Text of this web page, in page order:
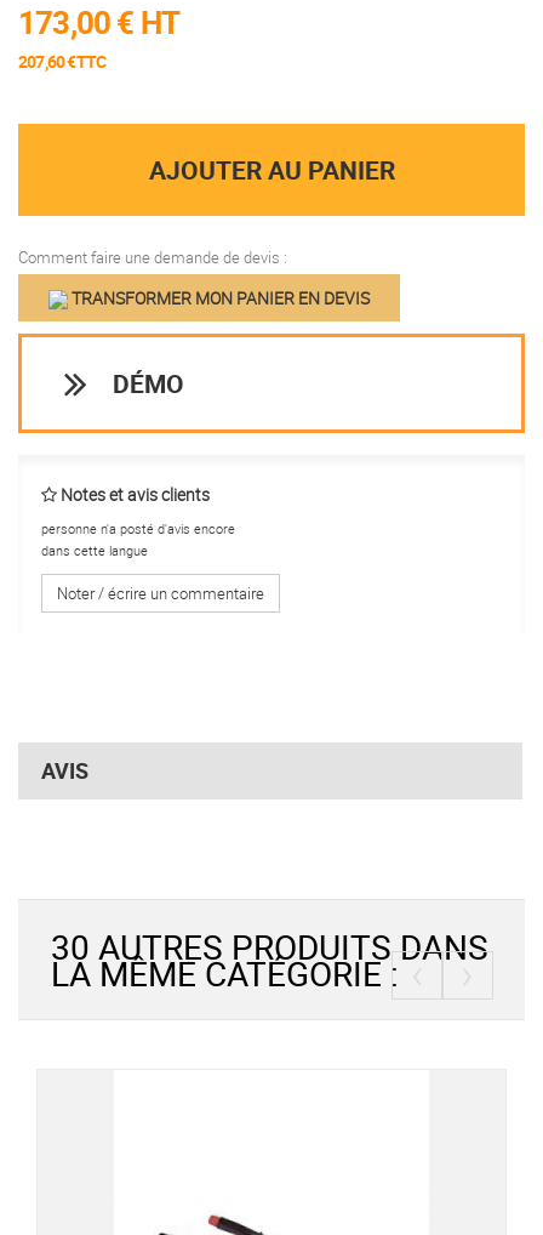
173,00 € HT
207,60 €TTC
AJOUTER AU PANIER
Comment faire une demande de devis :
TRANSFORMER MON PANIER EN DEVIS
DÉMO
Notes et avis clients
personne n'a posté d'avis encore
dans cette langue
Noter / écrire un commentaire
AVIS
30 AUTRES PRODUITS DANS
LA MÊME CATÉGORIE : ‹ ›